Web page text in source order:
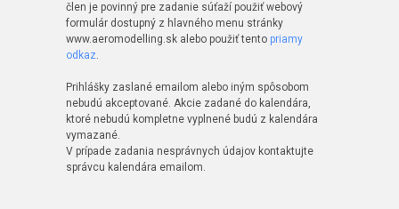
člen je povinný pre zadanie súťaží použiť webový
formulár dostupný z hlavného menu stránky
www.aeromodelling.sk alebo použiť tento priamy
odkaz.
Prihlášky zaslané emailom alebo iným spôsobom
nebudú akceptované. Akcie zadané do kalendára,
ktoré nebudú kompletne vyplnené budú z kalendára
vymazané.
V prípade zadania nesprávnych údajov kontaktujte
správcu kalendára emailom.